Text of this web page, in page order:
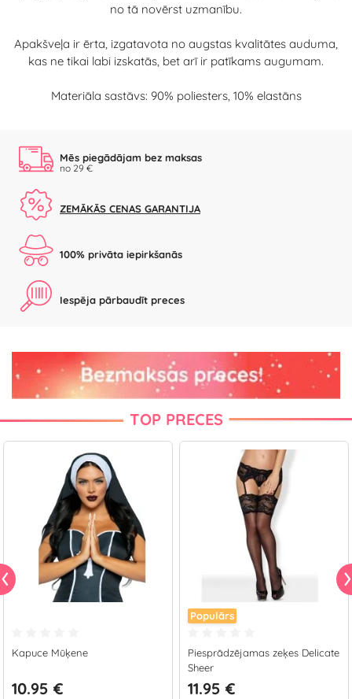
no tā novērst uzmanību.
Apakšveļa ir ērta, izgatavota no augstas kvalitātes auduma,
kas ne tikai labi izskatās, bet arī ir patīkams augumam.
Materiāla sastāvs: 90% poliesters, 10% elastāns
Mēs piegādājam bez maksas
no 29 €
ZEMĀKĀS CENAS GARANTIJA
100% privāta iepirkšanās
Iespēja pārbaudīt preces
TOP PRECES
Kapuce Mūķene
10.95 €
Populārs
Piesprādzējamas zeķes Delicate
Sheer
11.95 €